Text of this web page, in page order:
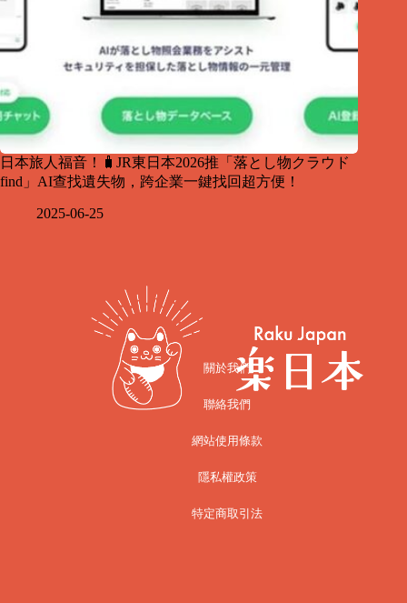
日本旅人福音！🧳JR東日本2026推「落とし物クラウド
find」AI查找遺失物，跨企業一鍵找回超方便！
2025-06-25
關於我們
聯絡我們
網站使用條款
隱私權政策
特定商取引法